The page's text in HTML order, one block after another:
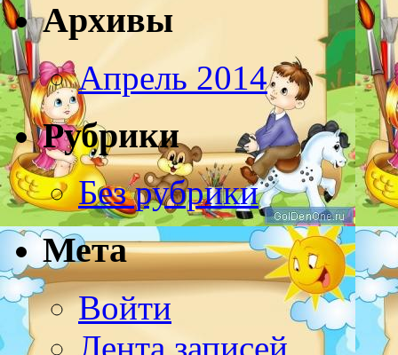
Архивы
Апрель 2014
Рубрики
Без рубрики
Мета
Войти
Лента записей